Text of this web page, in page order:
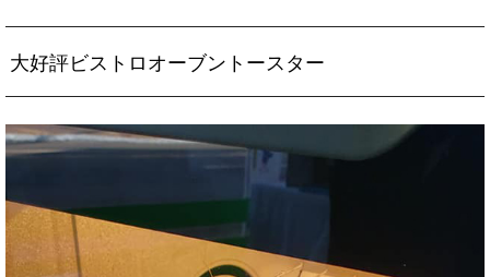
大好評ビストロオーブントースター